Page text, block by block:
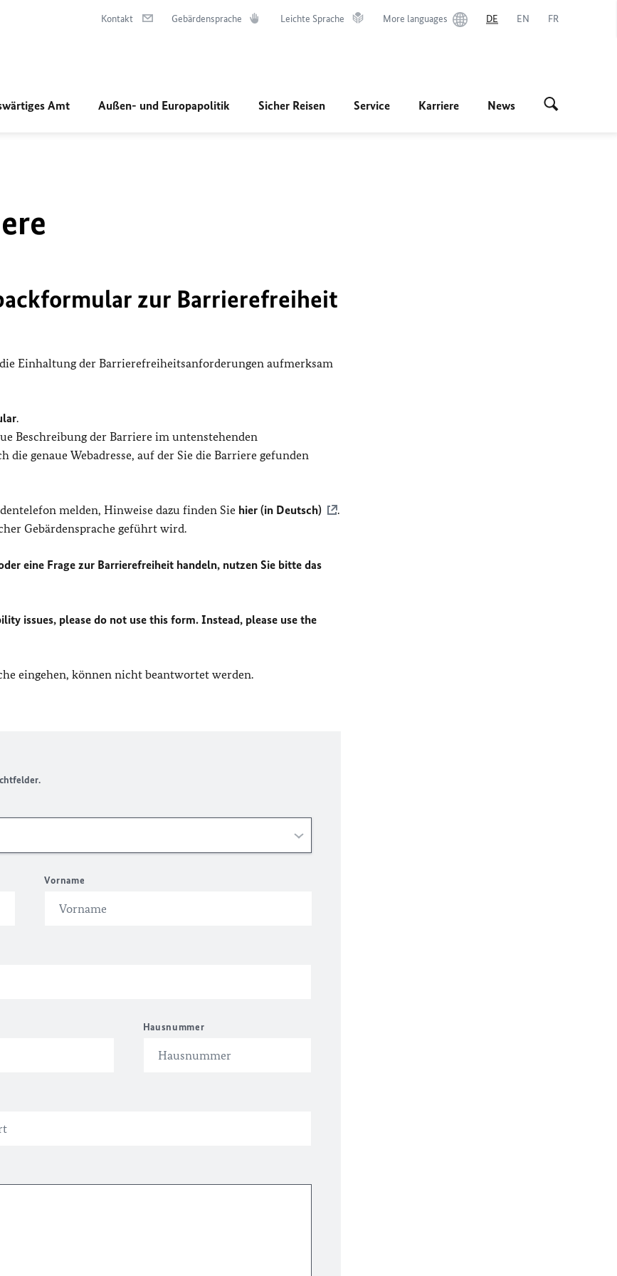
Kontakt Gebärdensprache Leichte Sprache More languages DE EN FR
Amt Außen- und Europapolitik Sicher Reisen Service Karriere News
zur Barrierefreiheit
Einhaltung der Barrierefreiheitsanforderungen aufmerksam
.
Beschreibung der Barriere im untenstehenden
genaue Webadresse, auf der Sie die Barriere gefunden
melden, Hinweise dazu finden Sie hier (in Deutsch)
.
Gebärdensprache geführt wird.
eine Frage zur Barrierefreiheit handeln, nutzen Sie bitte das
issues, please do not use this form. Instead, please use the
eingehen, können nicht beantwortet werden.
Vorname
Hausnummer